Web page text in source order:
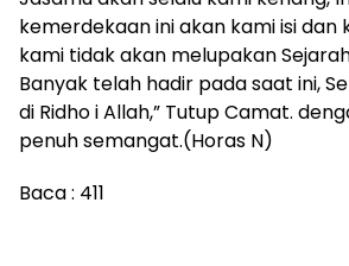
kemerdekaan ini akan kami isi dan
kami tidak akan melupakan
Banyak telah hadir pada saat ini,
di Ridho i Allah,” Tutup Camat.
penuh semangat.(Horas N)
Baca : 411